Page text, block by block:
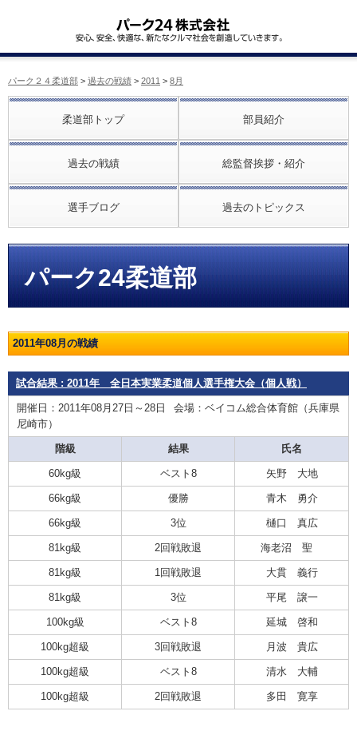
パーク２４柔道部 > 過去の戦績 > 2011 > 8月
柔道部トップ 部員紹介
過去の戦績 総監督挨拶・紹介
選手ブログ 過去のトピックス
パーク24柔道部
2011年08月の戦績
試合結果 : 2011年 全日本実業柔道個人選手権大会（個人戦）
開催日：2011年08月27日～28日
会場：ベイコム総合体育館（兵庫県
尼崎市）
階級 結果 氏名
60kg級 ベスト8 矢野 大地
66kg級 優勝 青木 勇介
66kg級 3位 樋口 真広
81kg級 2回戦敗退 海老沼 聖
81kg級 1回戦敗退 大貫 義行
81kg級 3位 平尾 譲一
100kg級 ベスト8 延城 啓和
100kg超級 3回戦敗退 月波 貴広
100kg超級 ベスト8 清水 大輔
100kg超級 2回戦敗退 多田 寛享